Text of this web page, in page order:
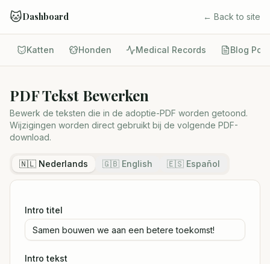
🐱Dashboard ← Back to site
Katten Honden Medical Records Blog
PDF Tekst Bewerken
Bewerk de teksten die in de adoptie-PDF worden getoond.
Wijzigingen worden direct gebruikt bij de volgende PDF-
download.
🇳🇱 Nederlands 🇬🇧 English 🇪🇸 Español
Intro titel
Intro tekst